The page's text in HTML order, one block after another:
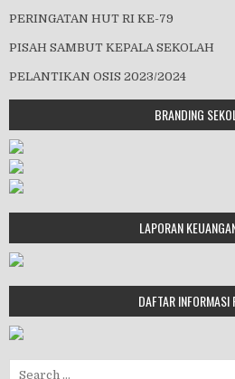
PERINGATAN HUT RI KE-79
PISAH SAMBUT KEPALA SEKOLAH
PELANTIKAN OSIS 2023/2024
BRANDING
LAPORAN
DAFTAR INFORMASI